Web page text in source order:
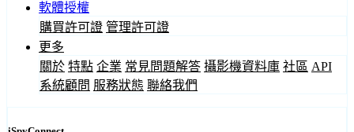
軟體授權
購買許可證 管理許可證
更多
關於 特點 企業 常見問題解答 攝影機資料庫 社區 API
系統顧問 服務狀態 聯絡我們